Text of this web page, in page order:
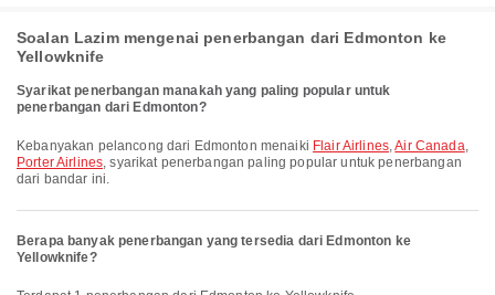
Soalan Lazim mengenai penerbangan dari Edmonton ke
Yellowknife
Syarikat penerbangan manakah yang paling popular untuk
penerbangan dari Edmonton?
Kebanyakan pelancong dari Edmonton menaiki Flair Airlines,Air Canada,
Porter Airlines, syarikat penerbangan paling popular untuk penerbangan
dari bandar ini.
Berapa banyak penerbangan yang tersedia dari Edmonton ke
Yellowknife?